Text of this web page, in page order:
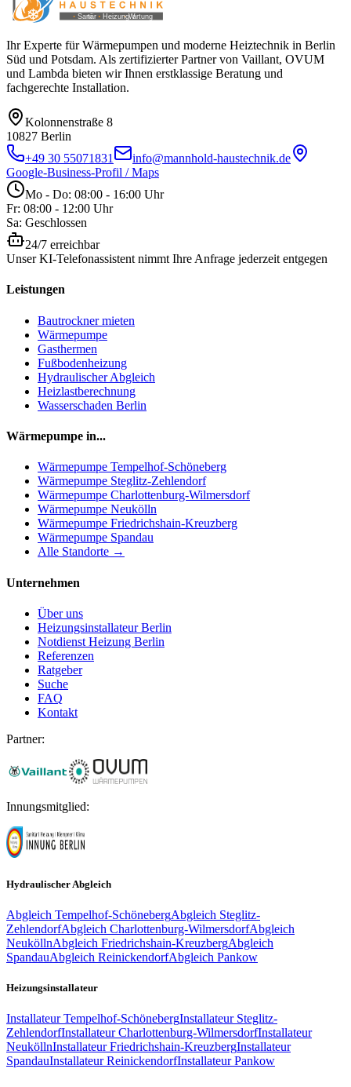
Ihr Experte für Wärmepumpen und moderne Heiztechnik in Berlin
Süd und Potsdam. Als zertifizierter Partner von Vaillant, OVUM
und Lambda bieten wir Ihnen erstklassige Beratung und
fachgerechte Installation.
Kolonnenstraße 8
10827 Berlin
+49 30 55071831
info@mannhold-haustechnik.de
Google-Business-Profil / Maps
Mo - Do: 08:00 - 16:00 Uhr
Fr: 08:00 - 12:00 Uhr
Sa: Geschlossen
24/7 erreichbar
Unser KI-Telefonassistent nimmt Ihre Anfrage jederzeit entgegen
Leistungen
Bautrockner mieten
Wärmepumpe
Gasthermen
Fußbodenheizung
Hydraulischer Abgleich
Heizlastberechnung
Wasserschaden Berlin
Wärmepumpe in...
Wärmepumpe Tempelhof-Schöneberg
Wärmepumpe Steglitz-Zehlendorf
Wärmepumpe Charlottenburg-Wilmersdorf
Wärmepumpe Neukölln
Wärmepumpe Friedrichshain-Kreuzberg
Wärmepumpe Spandau
Alle Standorte →
Unternehmen
Über uns
Heizungsinstallateur Berlin
Notdienst Heizung Berlin
Referenzen
Ratgeber
Suche
FAQ
Kontakt
Partner:
Innungsmitglied:
Hydraulischer Abgleich
Abgleich Tempelhof-SchönebergAbgleich Steglitz-
ZehlendorfAbgleich Charlottenburg-WilmersdorfAbgleich
NeuköllnAbgleich Friedrichshain-KreuzbergAbgleich
SpandauAbgleich ReinickendorfAbgleich Pankow
Heizungsinstallateur
Installateur Tempelhof-SchönebergInstallateur Steglitz-
ZehlendorfInstallateur Charlottenburg-WilmersdorfInstallateur
NeuköllnInstallateur Friedrichshain-KreuzbergInstallateur
SpandauInstallateur ReinickendorfInstallateur Pankow